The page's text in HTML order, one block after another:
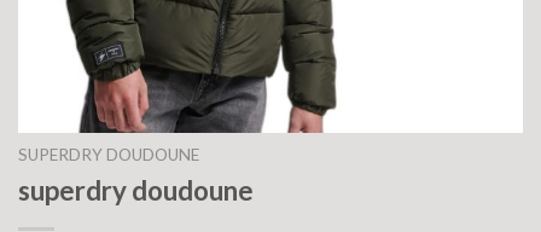
SUPERDRY DOUDOUNE
superdry doudoune